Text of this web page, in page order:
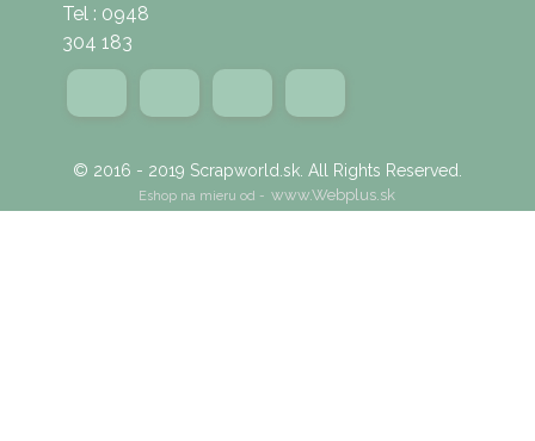
Tel : 0948
304 183
© 2016 - 2019 Scrapworld.sk. All Rights Reserved.
Eshop na mieru od - www.Webplus.sk